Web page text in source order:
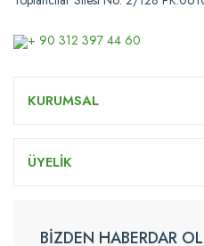
+ 90 312 397 44 60
KURUMSAL
ÜYELİK
BİZDEN HABERDAR